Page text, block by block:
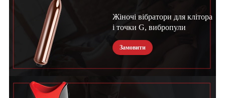
Жіночі вібратори для клітора
і точки G, вибропули
Замовити